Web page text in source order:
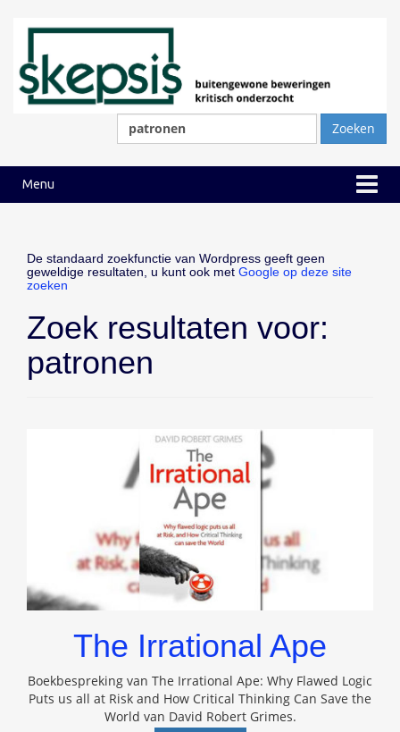
Zoeken
naar:
Menu
De standaard zoekfunctie van Wordpress geeft geen
geweldige resultaten, u kunt ook met Google op deze site
zoeken
Zoek resultaten voor:
patronen
The Irrational Ape
Boekbespreking van The Irrational Ape: Why Flawed Logic
Puts us all at Risk and How Critical Thinking Can Save the
World van David Robert Grimes.